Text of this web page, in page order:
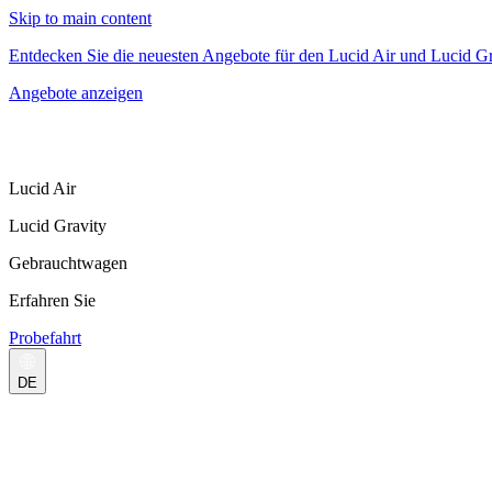
Skip to main content
Entdecken Sie die neuesten Angebote für den Lucid Air und Lucid
Angebote anzeigen
Lucid Air
Lucid Gravity
Gebrauchtwagen
Erfahren Sie
Probefahrt
DE